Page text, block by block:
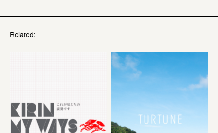
Related: